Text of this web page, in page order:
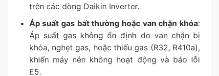
trên các dòng Daikin Inverter.
Áp suất gas bất thường hoặc van chặn khóa:
Áp suất gas không ổn định do van chặn bị
khóa, nghẹt gas, hoặc thiếu gas (R32, R410a),
khiến máy nén không hoạt động và báo lỗi
E5.